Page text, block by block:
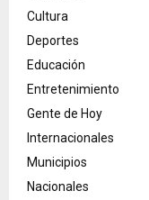
Cultura
Deportes
Educación
Entretenimiento
Gente de Hoy
Internacionales
Municipios
Nacionales